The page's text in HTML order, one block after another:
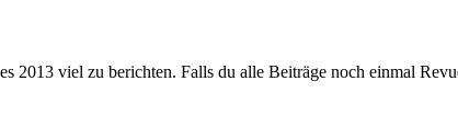
2013 viel zu berichten. Falls du alle Beiträge noch einmal